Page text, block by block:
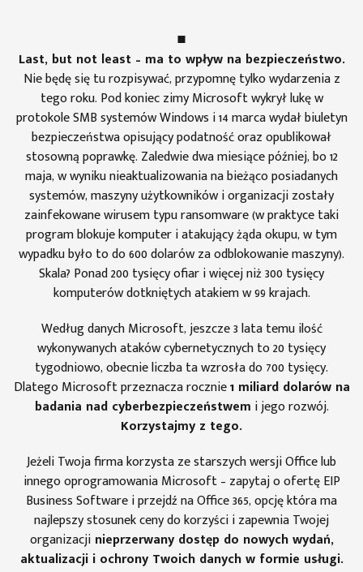
Last, but not least – ma to wpływ na bezpieczeństwo.
Nie będę się tu rozpisywać, przypomnę tylko wydarzenia z
tego roku. Pod koniec zimy Microsoft wykrył lukę w
protokole SMB systemów Windows i 14 marca wydał biuletyn
bezpieczeństwa opisujący podatność oraz opublikował
stosowną poprawkę. Zaledwie dwa miesiące później, bo 12
maja, w wyniku nieaktualizowania na bieżąco posiadanych
systemów, maszyny użytkowników i organizacji zostały
zainfekowane wirusem typu ransomware (w praktyce taki
program blokuje komputer i atakujący żąda okupu, w tym
wypadku było to do 600 dolarów za odblokowanie maszyny).
Skala? Ponad 200 tysięcy ofiar i więcej niż 300 tysięcy
komputerów dotkniętych atakiem w 99 krajach.
Według danych Microsoft, jeszcze 3 lata temu ilość
wykonywanych ataków cybernetycznych to 20 tysięcy
tygodniowo, obecnie liczba ta wzrosła do 700 tysięcy.
Dlatego Microsoft przeznacza rocznie1 miliard dolarów na
badania nad cyberbezpieczeństwem i jego rozwój.
Korzystajmy z tego.
Jeżeli Twoja firma korzysta ze starszych wersji Office lub
innego oprogramowania Microsoft – zapytaj o ofertę EIP
Business Software i przejdź na Office 365, opcję która ma
najlepszy stosunek ceny do korzyści i zapewnia Twojej
organizacjinieprzerwany dostęp do nowych wydań,
aktualizacji i ochrony Twoich danych w formie usługi.